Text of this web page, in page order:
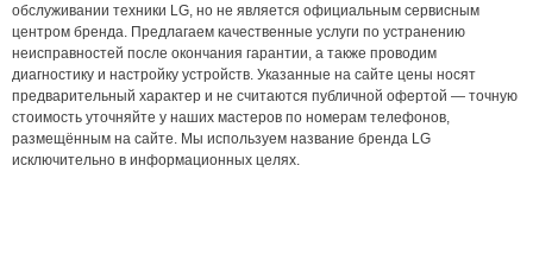
обслуживании техники LG, но не является официальным сервисным
центром бренда. Предлагаем качественные услуги по устранению
неисправностей после окончания гарантии, а также проводим
диагностику и настройку устройств. Указанные на сайте цены носят
предварительный характер и не считаются публичной офертой — точную
стоимость уточняйте у наших мастеров по номерам телефонов,
размещённым на сайте. Мы используем название бренда LG
исключительно в информационных целях.